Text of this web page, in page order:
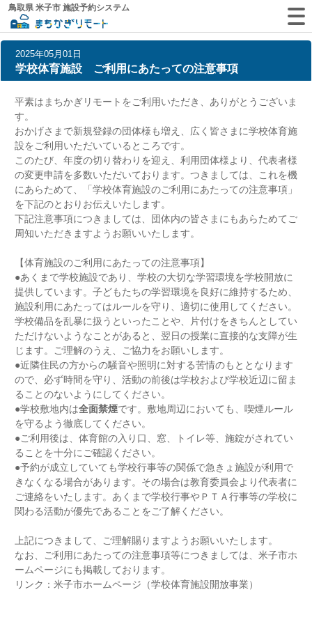
鳥取県 米子市 施設予約システム
2025年05月01日
学校体育施設 ご利用にあたっての注意事項
平素はまちかぎリモートをご利用いただき、ありがとうございま
す。
おかげさまで新規登録の団体様も増え、広く皆さまに学校体育施
設をご利用いただいているところです。
このたび、年度の切り替わりを迎え、利用団体様より、代表者様
の変更申請を多数いただいております。つきましては、これを機
にあらためて、「学校体育施設のご利用にあたっての注意事項」
を下記のとおりお伝えいたします。
下記注意事項につきましては、団体内の皆さまにもあらためてご
周知いただきますようお願いいたします。
【体育施設のご利用にあたっての注意事項】
●あくまで学校施設であり、学校の大切な学習環境を学校開放に
提供しています。子どもたちの学習環境を良好に維持するため、
施設利用にあたってはルールを守り、適切に使用してください。
学校備品を乱暴に扱うといったことや、片付けをきちんとしてい
ただけないようなことがあると、翌日の授業に直接的な支障が生
じます。ご理解のうえ、ご協力をお願いします。
●近隣住民の方からの騒音や照明に対する苦情のもととなります
ので、必ず時間を守り、活動の前後は学校および学校近辺に留ま
ることのないようにしてください。
●学校敷地内は全面禁煙です。敷地周辺においても、喫煙ルール
を守るよう徹底してください。
●ご利用後は、体育館の入り口、窓、トイレ等、施錠がされてい
ることを十分にご確認ください。
●予約が成立していても学校行事等の関係で急きょ施設が利用で
きなくなる場合があります。その場合は教育委員会より代表者に
ご連絡をいたします。あくまで学校行事やＰＴＡ行事等の学校に
関わる活動が優先であることをご了解ください。
上記につきまして、ご理解賜りますようお願いいたします。
なお、ご利用にあたっての注意事項等につきましては、米子市ホ
ームページにも掲載しております。
リンク： 米子市ホームページ（学校体育施設開放事業）